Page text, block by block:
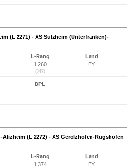
(L 2271) - AS Sulzheim (Unterfranken)-
L-Rang
1.260
(847)
Land
BY
BPL
Alizheim (L 2272) - AS Gerolzhofen-Rügshofen
L-Rang
1.374
Land
BY